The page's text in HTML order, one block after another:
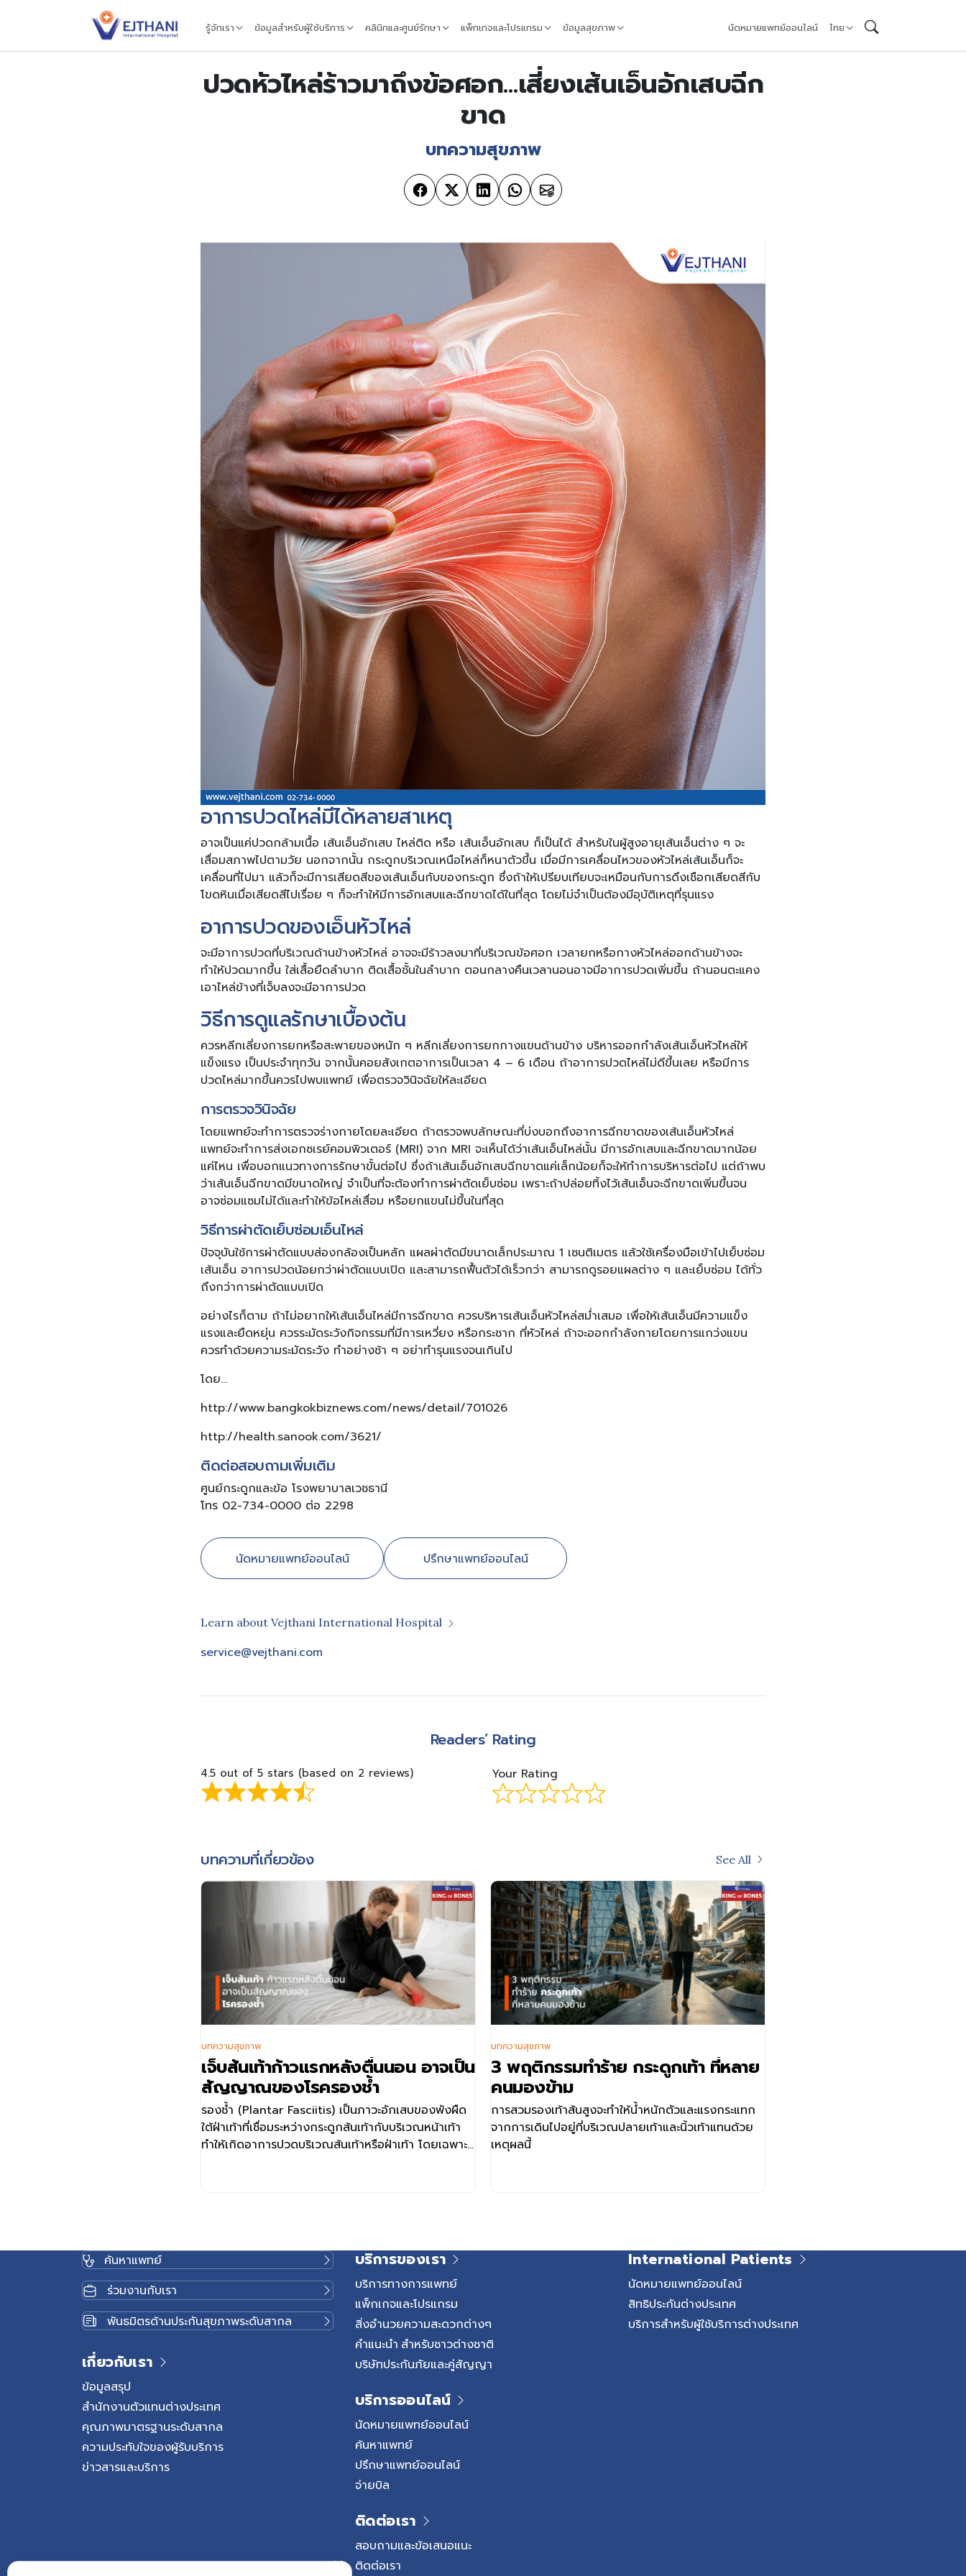
รู้จักเรา ข้อมูลสำหรับผู้ใช้บริการ คลินิกและศูนย์รักษา แพ็กเกจและโปรแกรม ข้อมูลสุขภาพ นัดหมายแพทย์ออนไลน์ ไทย
ปวดหัวไหล่ร้าวมาถึงข้อศอก…เสี่ยงเส้นเอ็นอักเสบฉีก
ขาด
บทความสุขภาพ
อาการปวดไหล่มีได้หลายสาเหตุ
อาจเป็นแค่ปวดกล้ามเนื้อ เส้นเอ็นอักเสบ ไหล่ติด หรือ เส้นเอ็นอักเสบ ก็เป็นได้ สำหรับในผู้สูงอายุเส้นเอ็นต่าง ๆ จะ
เสื่อมสภาพไปตามวัย นอกจากนั้น กระดูกบริเวณเหนือไหล่ก็หนาตัวขึ้น เมื่อมีการเคลื่อนไหวของหัวไหล่เส้นเอ็นก็จะ
เคลื่อนที่ไปมา แล้วก็จะมีการเสียดสีของเส้นเอ็นกับของกระดูก ซึ่งถ้าให้เปรียบเทียบจะเหมือนกับการดึงเชือกเสียดสีกับ
โขดหินเมื่อเสียดสีไปเรื่อย ๆ ก็จะทำให้มีการอักเสบและฉีกขาดได้ในที่สุด โดยไม่จำเป็นต้องมีอุบัติเหตุที่รุนแรง
อาการปวดของเอ็นหัวไหล่
จะมีอาการปวดที่บริเวณด้านข้างหัวไหล่ อาจจะมีร้าวลงมาที่บริเวณข้อศอก เวลายกหรือกางหัวไหล่ออกด้านข้างจะ
ทำให้ปวดมากขึ้น ใส่เสื้อยืดลำบาก ติดเสื้อชั้นในลำบาก ตอนกลางคืนเวลานอนอาจมีอาการปวดเพิ่มขึ้น ถ้านอนตะแคง
เอาไหล่ข้างที่เจ็บลงจะมีอาการปวด
วิธีการดูแลรักษาเบื้องต้น
ควรหลีกเลี่ยงการยกหรือสะพายของหนัก ๆ หลีกเลี่ยงการยกกางแขนด้านข้าง บริหารออกกำลังเส้นเอ็นหัวไหล่ให้
แข็งแรง เป็นประจำทุกวัน จากนั้นคอยสังเกตอาการเป็นเวลา 4 – 6 เดือน ถ้าอาการปวดไหล่ไม่ดีขึ้นเลย หรือมีการ
ปวดไหล่มากขึ้นควรไปพบแพทย์ เพื่อตรวจวินิจฉัยให้ละเอียด
การตรวจวินิจฉัย
โดยแพทย์จะทำการตรวจร่างกายโดยละเอียด ถ้าตรวจพบลักษณะที่บ่งบอกถึงอาการฉีกขาดของเส้นเอ็นหัวไหล่
แพทย์จะทำการส่งเอกซเรย์คอมพิวเตอร์ (MRI) จาก MRI จะเห็นได้ว่าเส้นเอ็นไหล่นั้น มีการอักเสบและฉีกขาดมากน้อย
แค่ไหน เพื่อบอกแนวทางการรักษาขั้นต่อไป ซึ่งถ้าเส้นเอ็นอักเสบฉีกขาดแค่เล็กน้อยก็จะให้ทำการบริหารต่อไป แต่ถ้าพบ
ว่าเส้นเอ็นฉีกขาดมีขนาดใหญ่ จำเป็นที่จะต้องทำการผ่าตัดเย็บซ่อม เพราะถ้าปล่อยทิ้งไว้เส้นเอ็นจะฉีกขาดเพิ่มขึ้นจน
อาจซ่อมแซมไม่ได้และทำให้ข้อไหล่เสื่อม หรือยกแขนไม่ขึ้นในที่สุด
วิธีการผ่าตัดเย็บซ่อมเอ็นไหล่
ปัจจุบันใช้การผ่าตัดแบบส่องกล้องเป็นหลัก แผลผ่าตัดมีขนาดเล็กประมาณ 1 เซนติเมตร แล้วใช้เครื่องมือเข้าไปเย็บซ่อม
เส้นเอ็น อาการปวดน้อยกว่าผ่าตัดแบบเปิด และสามารถฟื้นตัวได้เร็วกว่า สามารถดูรอยแผลต่าง ๆ และเย็บซ่อม ได้ทั่ว
ถึงกว่าการผ่าตัดแบบเปิด
อย่างไรก็ตาม ถ้าไม่อยากให้เส้นเอ็นไหล่มีการฉีกขาด ควรบริหารเส้นเอ็นหัวไหล่สม่ำเสมอ เพื่อให้เส้นเอ็นมีความแข็ง
แรงและยืดหยุ่น ควรระมัดระวังกิจกรรมที่มีการเหวี่ยง หรือกระชาก ที่หัวไหล่ ถ้าจะออกกำลังกายโดยการแกว่งแขน
ควรทำด้วยความระมัดระวัง ทำอย่างช้า ๆ อย่าทำรุนแรงจนเกินไป
โดย…
http://www.bangkokbiznews.com/news/detail/701026
http://health.sanook.com/3621/
ติดต่อสอบถามเพิ่มเติม
ศูนย์กระดูกและข้อ โรงพยาบาลเวชธานี
โทร 02-734-0000 ต่อ 2298
นัดหมายแพทย์ออนไลน์ ปรึกษาแพทย์ออนไลน์
Learn about Vejthani International Hospital
service@vejthani.com
Readers’ Rating
4.5 out of 5 stars (based on 2 reviews) Your Rating
บทความที่เกี่ยวข้อง See All
เจ็บส้นเท้าก้าวแรกหลังตื่นนอน อาจเป็น
สัญญาณของโรครองช้ำ
รองช้ำ (Plantar Fasciitis) เป็นภาวะอักเสบของพังผืด
ใต้ฝ่าเท้าที่เชื่อมระหว่างกระดูกส้นเท้ากับบริเวณหน้าเท้า
ทำให้เกิดอาการปวดบริเวณส้นเท้าหรือฝ่าเท้า โดยเฉพาะ
การใช้ชีวิตประจำวันได้ อาการของโรครองช้ำ อาการของ
โรครองช้ำมักสัมพันธ์กับการลงน้ำหนักที่ส้นเท้า โดย
เฉพาะหลังพักเท้าเป็นเวลานาน ผู้ป่วยจึงมักรู้สึกปวดชัดใน
ช่วงเริ่มเดินก้าวแรกๆ โดยเฉพาะช่วงหลังตื่นนอน พอเดิน
มากขึ้นอาการปวดจะเบาลงและอาการอาจเปลี่ยนแปลง
ตามการใช้งานเท้าในแต่ละวัน อาการที่พบได้บ่อย ได้แก่
หากอาการปวดส้นเท้าเป็นต่อเนื่อง หรือเริ่มรบกวนการ
เดิน การออกกำลังกาย และการใช้ชีวิตประจำวัน ควรเข้า
โรครองช้ำ โรครองช้ำมักเกิดจากพังผืดใต้ฝ่าเท้าได้รับ
แรงกดหรือใช้งานหนักเป็นเวลานาน จนเกิดการระคาย
เคืองและอักเสบ โดยปัจจัยที่เกี่ยวข้องสามารถแบ่งได้เป็น
2 กลุ่มหลัก ได้แก่ ปัจจัยจากการใช้งานเท้า และปัจจัย
จากโครงสร้างร่างกาย ปัจจัยจากการใช้งานเท้า
พฤติกรรมหรือกิจกรรมที่ทำให้ส้นเท้ารับแรงกระแทก
ปัจจัยจากโครงสร้างร่างกาย ภาวะบางอย่างของ
ร่างกายหรือโครงสร้างเท้า อาจทำให้แรงกดบริเวณ
ฝ่าเท้ากระจายไม่สมดุล และเพิ่มภาระต่อพังผืดใต้ฝ่าเท้า
บทความสุขภาพ
3 พฤติกรรมทำร้าย กระดูกเท้า ที่หลาย
คนมองข้าม
การสวมรองเท้าส้นสูงจะทำให้น้ำหนักตัวและแรงกระแทก
จากการเดินไปอยู่ที่บริเวณปลายเท้าและนิ้วเท้าแทนด้วย
เหตุผลนี้
บทความสุขภาพ
ค้นหาแพทย์
ร่วมงานกับเรา
พันธมิตรด้านประกันสุขภาพระดับสากล
เกี่ยวกับเรา
ข้อมูลสรุป
สำนักงานตัวแทนต่างประเทศ
คุณภาพมาตรฐานระดับสากล
ความประทับใจของผู้รับบริการ
ข่าวสารและบริการ
บริการของเรา
บริการทางการแพทย์
แพ็กเกจและโปรแกรม
สิ่งอำนวยความสะดวกต่างๆ
คำแนะนำ สำหรับชาวต่างชาติ
บริษัทประกันภัยและคู่สัญญา
บริการออนไลน์
นัดหมายแพทย์ออนไลน์
ค้นหาแพทย์
ปรึกษาแพทย์ออนไลน์
จ่ายบิล
ติดต่อเรา
สอบถามและข้อเสนอแนะ
ติดต่อเรา
International Patients
นัดหมายแพทย์ออนไลน์
สิทธิประกันต่างประเทศ
บริการสำหรับผู้ใช้บริการต่างประเทศ